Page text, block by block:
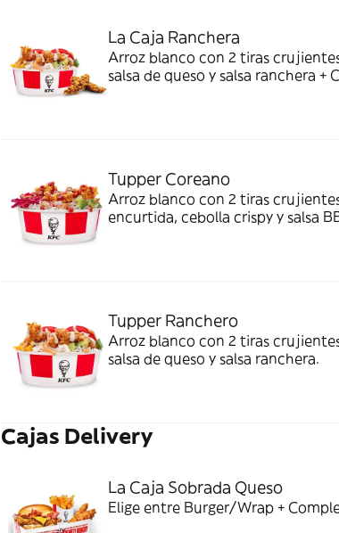
La Caja Ranchera
Arroz blanco con 2 tiras
salsa de queso y salsa ranchera +
Tupper Coreano
Arroz blanco con 2 tiras
encurtida, cebolla crispy y salsa
Tupper Ranchero
Arroz blanco con 2 tiras
salsa de queso y salsa ranchera.
Cajas Delivery
La Caja Sobrada Queso
Elige entre Burger/Wrap +